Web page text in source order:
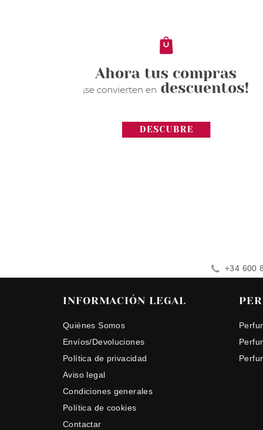
+34 600
INFORMACIÓN LEGAL
Quiénes Somos
Envíos/Devoluciones
Política de privacidad
Aviso legal
Condiciones generales
Política de cookies
Contactar